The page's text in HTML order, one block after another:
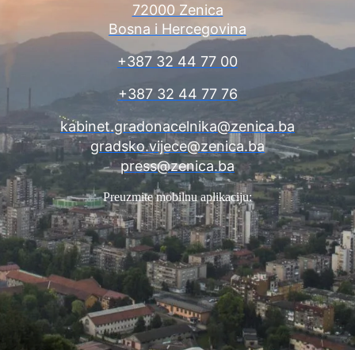
72000 Zenica
Bosna i Hercegovina
+387 32 44 77 00
+387 32 44 77 76
kabinet.gradonacelnika@zenica.ba
gradsko.vijece@zenica.ba
press@zenica.ba
Preuzmite mobilnu aplikaciju: